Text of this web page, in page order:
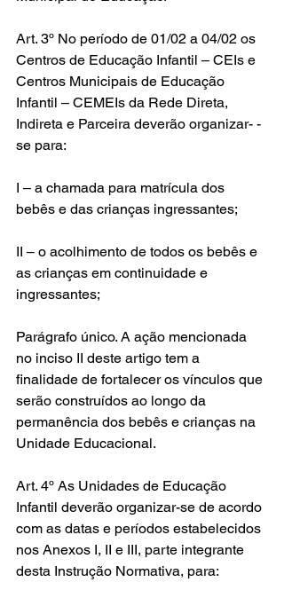
Art. 3º No período de 01/02 a 04/02 os
Centros de Educação Infantil – CEIs e
Centros Municipais de Educação
Infantil – CEMEIs da Rede Direta,
Indireta e Parceira deverão organizar- -
se para:
I – a chamada para matrícula dos
bebês e das crianças ingressantes;
II – o acolhimento de todos os bebês e
as crianças em continuidade e
ingressantes;
Parágrafo único. A ação mencionada
no inciso II deste artigo tem a
finalidade de fortalecer os vínculos que
serão construídos ao longo da
permanência dos bebês e crianças na
Unidade Educacional.
Art. 4º As Unidades de Educação
Infantil deverão organizar-se de acordo
com as datas e períodos estabelecidos
nos Anexos I, II e III, parte integrante
desta Instrução Normativa, para: